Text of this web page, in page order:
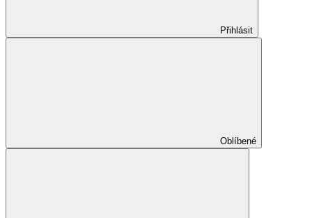
Přihlásit
Oblíbené